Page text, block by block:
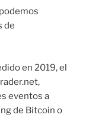
de
en 2019, el
eventos a
de Bitcoin o